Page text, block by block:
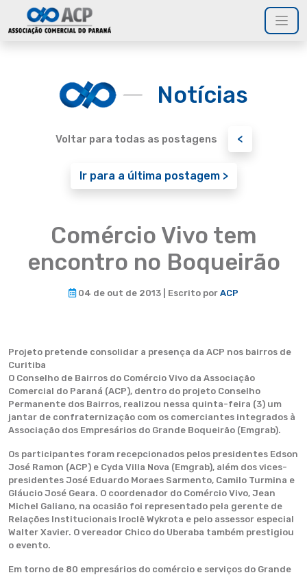
Notícias
Voltar para todas as postagens <
Ir para a última postagem >
Comércio Vivo tem
encontro no Boqueirão
04 de out de 2013 | Escrito por ACP
Projeto pretende consolidar a presença da ACP nos bairros de
Curitiba
O Conselho de Bairros do Comércio Vivo da Associação
Comercial do Paraná (ACP), dentro do projeto Conselho
Permanente dos Bairros, realizou nessa quinta-feira (3) um
jantar de confraternização com os comerciantes integrados à
Associação dos Empresários do Grande Boqueirão (Emgrab).
Os participantes foram recepcionados pelos presidentes Edson
José Ramon (ACP) e Cyda Villa Nova (Emgrab), além dos vices-
presidentes José Eduardo Moraes Sarmento, Camilo Turmina e
Gláucio José Geara. O coordenador do Comércio Vivo, Jean
Michel Galiano, na ocasião foi representado pela gerente de
Relações Institucionais Iroclê Wykrota e pelo assessor especial
Walter Xavier. O vereador Chico do Uberaba também prestigiou
o evento.
Em torno de 80 empresários do comércio e serviços do Grande